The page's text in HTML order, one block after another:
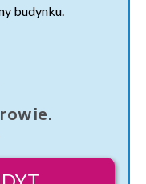
budynku.